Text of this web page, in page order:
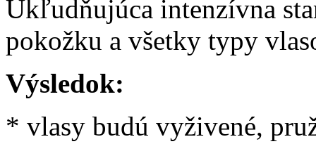
Ukľudňujúca intenzívna
pokožku a všetky typy
Výsledok:
* vlasy budú vyživené,